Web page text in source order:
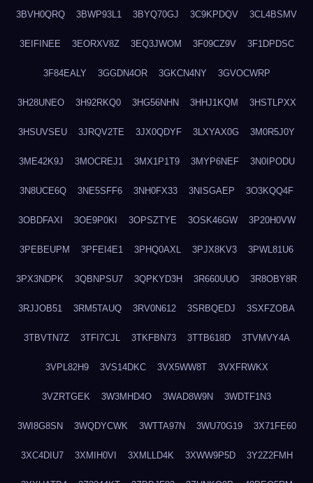
3BVH0QRQ 3BWP93L1 3BYQ70GJ 3C9KPDQV 3CL4BSMV
3EIFINEE 3EORXV8Z 3EQ3JWOM 3F09CZ9V 3F1DPDSC
3F84EALY 3GGDN4OR 3GKCN4NY 3GVOCWRP
3H28UNEO 3H92RKQ0 3HG56NHN 3HHJ1KQM 3HSTLPXX
3HSUVSEU 3JRQV2TE 3JX0QDYF 3LXYAX0G 3M0R5J0Y
3ME42K9J 3MOCREJ1 3MX1P1T9 3MYP6NEF 3N0IPODU
3N8UCE6Q 3NE5SFF6 3NH0FX33 3NISGAEP 3O3KQQ4F
3OBDFAXI 3OE9P0KI 3OPSZTYE 3OSK46GW 3P20H0VW
3PEBEUPM 3PFEI4E1 3PHQ0AXL 3PJX8KV3 3PWL81U6
3PX3NDPK 3QBNPSU7 3QPKYD3H 3R660UUO 3R8OBY8R
3RJJOB51 3RM5TAUQ 3RV0N612 3SRBQEDJ 3SXFZOBA
3TBVTN7Z 3TFI7CJL 3TKFBN73 3TTB618D 3TVMVY4A
3VPL82H9 3VS14DKC 3VX5WW8T 3VXFRWKX
3VZRTGEK 3W3MHD4O 3WAD8W9N 3WDTF1N3
3WI8G8SN 3WQDYCWK 3WTTA97N 3WU70G19 3X71FE60
3XC4DIU7 3XMIH0VI 3XMLLD4K 3XWW9P5D 3Y2Z2FMH